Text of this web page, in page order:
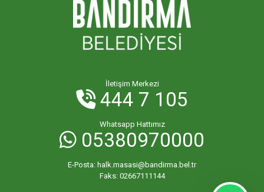
İletişim Merkezi
444 7 105
Whatsapp Hattımız
05380970000
E-Posta: halk.masasi@bandirma.bel.tr
Faks: 02667111144